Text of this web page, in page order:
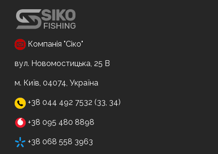
Компанія "Сіко"
вул. Новомостицька, 25 В
м. Київ, 04074, Україна
+38 044 492 7532 (33, 34)
+38 095 480 8898
+38 068 558 3963